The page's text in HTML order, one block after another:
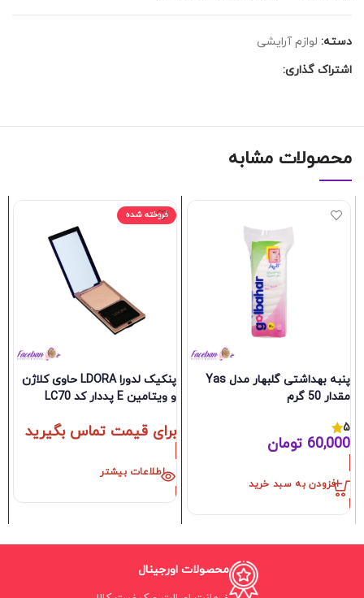
دسته: لوازم آرایشی
اشتراک گذاری:
محصولات مشابه
پنبه بهداشتی گلبهار مدل Yas
مقدار 50 گرم
5
60,000 تومان
افزودن به سبد خرید
فروخته شده
پنکیک لدورا LDORA حاوی کلاژن
و ویتامین E پددار کد LC70
برای قیمت تماس بگیرید
اطلاعات بیشتر
محصولات اورجینال